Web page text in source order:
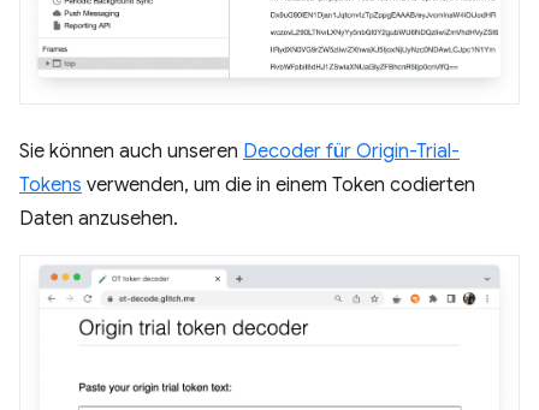
Sie können auch unseren Decoder für Origin-Trial-
Tokens verwenden, um die in einem Token codierten
Daten anzusehen.